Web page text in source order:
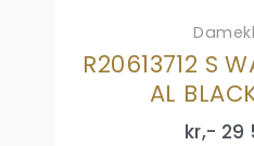
R20613712 S
AL
kr,- 29